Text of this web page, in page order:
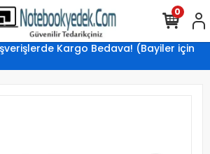
Kargo Bedava! (Bayiler için
0